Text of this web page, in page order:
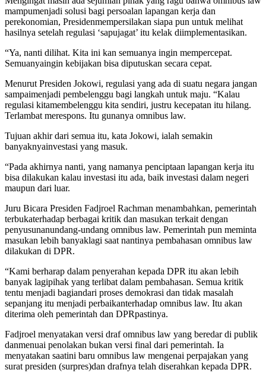
mampumenjadi solusi bagi persoalan lapangan kerja dan
perekonomian, Presidenmempersilakan siapa pun untuk melihat
hasilnya setelah regulasi ‘sapujagat’ itu kelak diimplementasikan.
“Ya, nanti dilihat. Kita ini kan semuanya ingin mempercepat.
Semuanyaingin kebijakan bisa diputuskan secara cepat.
Menurut Presiden Jokowi, regulasi yang ada di suatu negara jangan
sampaimenjadi pembelenggu bagi langkah untuk maju. “Kalau
regulasi kitamembelenggu kita sendiri, justru kecepatan itu hilang.
Terlambat merespons. Itu gunanya omnibus law.
Tujuan akhir dari semua itu, kata Jokowi, ialah semakin
banyaknyainvestasi yang masuk.
“Pada akhirnya nanti, yang namanya penciptaan lapangan kerja itu
bisa dilakukan kalau investasi itu ada, baik investasi dalam negeri
maupun dari luar.
Juru Bicara Presiden Fadjroel Rachman menambahkan, pemerintah
terbukaterhadap berbagai kritik dan masukan terkait dengan
penyusunanundang-undang omnibus law. Pemerintah pun meminta
masukan lebih banyaklagi saat nantinya pembahasan omnibus law
dilakukan di DPR.
“Kami berharap dalam penyerahan kepada DPR itu akan lebih
banyak lagipihak yang terlibat dalam pembahasan. Semua kritik
tentu menjadi bagiandari proses demokrasi dan tidak masalah
sepanjang itu menjadi perbaikanterhadap omnibus law. Itu akan
diterima oleh pemerintah dan DPRpastinya.
Fadjroel menyatakan versi draf omnibus law yang beredar di publik
danmenuai penolakan bukan versi final dari pemerintah. Ia
menyatakan saatini baru omnibus law mengenai perpajakan yang
surat presiden (surpres)dan drafnya telah diserahkan kepada DPR.